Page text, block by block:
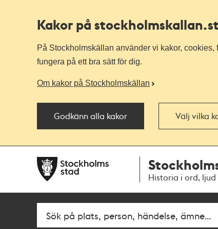
Kakor på stockholmskallan
På Stockholmskällan använder vi kakor,
fungera på ett bra sätt för dig.
Om kakor på Stockholmskällan
Godkänn alla kakor Välj vilka
navigationen
huvudinnehållet
Historia i ord, ljud
Fritextsök